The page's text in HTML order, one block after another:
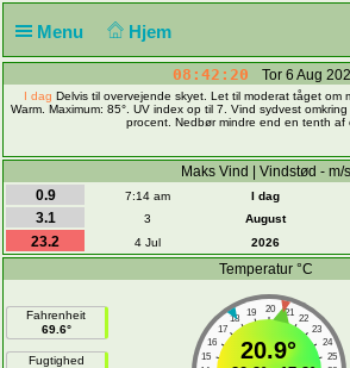
Menu Hjem
08:42:20 Tor 6 Aug
I dag Delvis til overvejende skyet. Let til moderat tåget om
Warm. Maximum: 85°. UV index op til 7. Vind sydvest
procent. Nedbør mindre end en tenth af
Maks Vind | Vindstød - m/s
0.9
7:14 am I dag
3.1
3 August
23.2
4 Jul 2026
Temperatur °C
Fahrenheit
69.6°
Fugtighed
20
19 21
18
22
17
23
16
24
15
25
20.9°